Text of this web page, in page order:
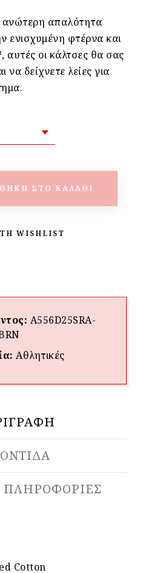
απαλότητα
φτέρνα και
οι κάλτσες θα σας
να δείχνετε λείες για
ΣΤΟ ΚΑΛΆΘΙ
WISHLIST
A556D25SRA-
Αθλητικές
Cotton